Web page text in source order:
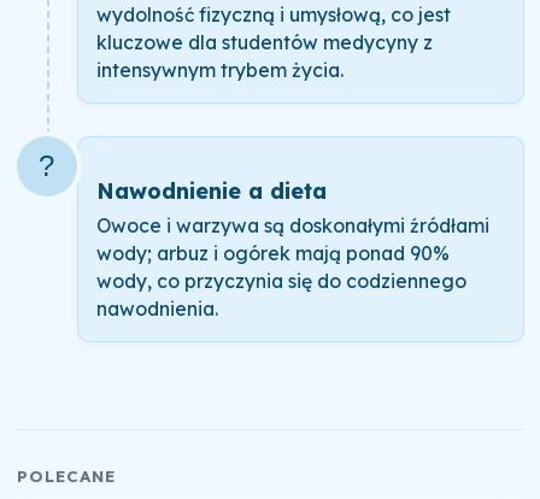
wydolność fizyczną i umysłową, co jest
kluczowe dla studentów medycyny z
intensywnym trybem życia.
?
Nawodnienie a dieta
Owoce i warzywa są doskonałymi źródłami
wody; arbuz i ogórek mają ponad 90%
wody, co przyczynia się do codziennego
nawodnienia.
POLECANE